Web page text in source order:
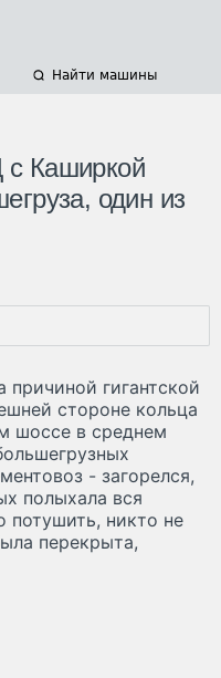
Найти машины
Каширкой
один из
гигантской
стороне кольца
шоссе в среднем
- загорелся,
полыхала вся
потушить, никто не
перекрыта,